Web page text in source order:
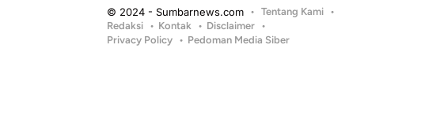
© 2024 - Sumbarnews.com
Tentang Kami
Redaksi
Kontak
Disclaimer
Privacy Policy
Pedoman Media Siber